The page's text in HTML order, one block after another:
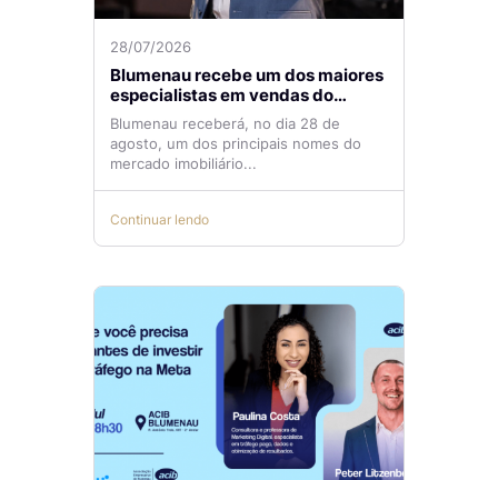
28/07/2026
Blumenau recebe um dos maiores
especialistas em vendas do
mercado imobiliário
Blumenau receberá, no dia 28 de
agosto, um dos principais nomes do
mercado imobiliário...
Continuar lendo